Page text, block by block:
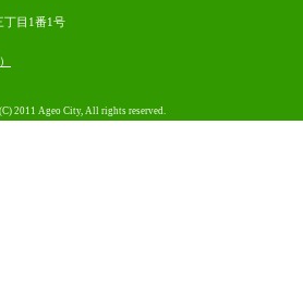
丁目1番1号
2011 Ageo City, All rights reserved.